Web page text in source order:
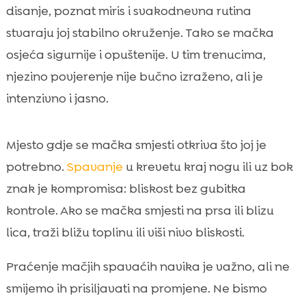
disanje, poznat miris i svakodnevna rutina
stvaraju joj stabilno okruženje. Tako se mačka
osjeća sigurnije i opuštenije. U tim trenucima,
njezino povjerenje nije bučno izraženo, ali je
intenzivno i jasno.
Mjesto gdje se mačka smjesti otkriva što joj je
potrebno. Spavanje u krevetu kraj nogu ili uz bok
znak je kompromisa: bliskost bez gubitka
kontrole. Ako se mačka smjesti na prsa ili blizu
lica, traži bližu toplinu ili viši nivo bliskosti.
Praćenje mačjih spavaćih navika je važno, ali ne
smijemo ih prisiljavati na promjene. Ne bismo